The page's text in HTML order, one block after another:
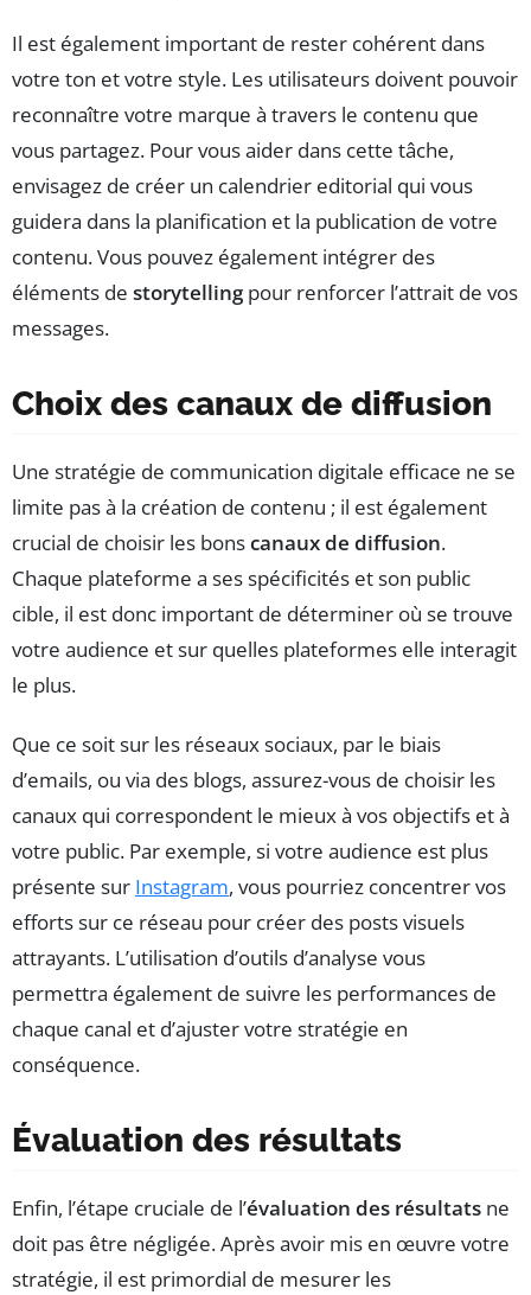
Il est également important de rester cohérent dans
votre ton et votre style. Les utilisateurs doivent pouvoir
reconnaître votre marque à travers le contenu que
vous partagez. Pour vous aider dans cette tâche,
envisagez de créer un calendrier editorial qui vous
guidera dans la planification et la publication de votre
contenu. Vous pouvez également intégrer des
éléments de storytellingpour renforcer l’attrait de vos
messages.
Choix des canaux de diffusion
Une stratégie de communication digitale efficace ne se
limite pas à la création de contenu ; il est également
crucial de choisir les bonscanaux de diffusion.
Chaque plateforme a ses spécificités et son public
cible, il est donc important de déterminer où se trouve
votre audience et sur quelles plateformes elle interagit
le plus.
Que ce soit sur les réseaux sociaux, par le biais
d’emails, ou via des blogs, assurez-vous de choisir les
canaux qui correspondent le mieux à vos objectifs et à
votre public. Par exemple, si votre audience est plus
présente sur Instagram, vous pourriez concentrer vos
efforts sur ce réseau pour créer des posts visuels
attrayants. L’utilisation d’outils d’analyse vous
permettra également de suivre les performances de
chaque canal et d’ajuster votre stratégie en
conséquence.
Évaluation des résultats
Enfin, l’étape cruciale de l’évaluation des résultats ne
doit pas être négligée. Après avoir mis en œuvre votre
stratégie, il est primordial de mesurer les